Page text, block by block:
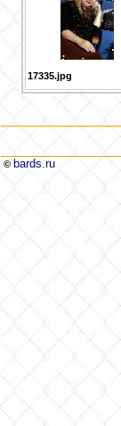
17335.jpg
© bards.ru